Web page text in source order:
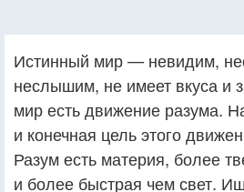
Истинный мир — невидим,
неслышим, не имеет вкуса и
мир есть движение разума.
и конечная цель этого
Разум есть материя, более
и более быстрая чем свет.